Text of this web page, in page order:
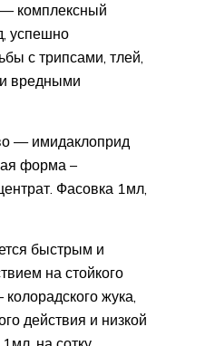
комплексный
успешно
с трипсами, тлей,
вредными
— имидаклоприд
форма –
Фасовка 1мл,
быстрым и
на стойкого
жука,
действия и низкой